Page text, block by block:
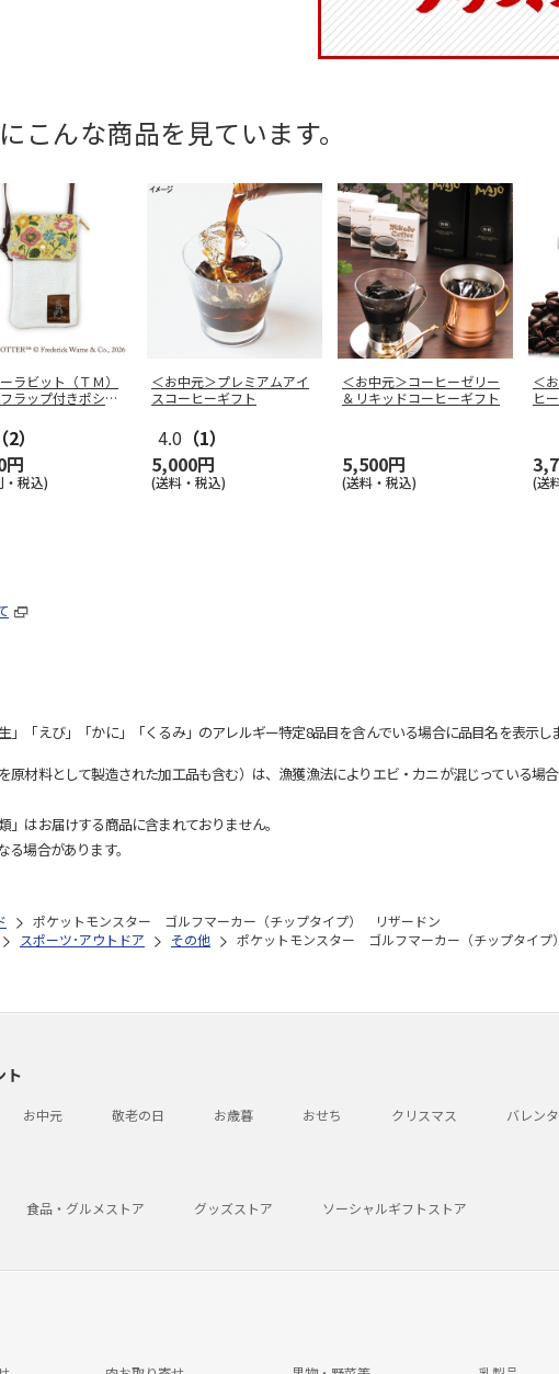
こんな商品を見ています。
ラビット（ＴＭ）
ラップ付きポシェ
（2）
円
・税込)
＜お中元＞プレミアムアイ
スコーヒーギフト
4.0 （1）
5,000円
(送料・税込)
＜お中元＞コーヒーゼリー
＆リキッドコーヒーギフト
5,500円
(送料・税込)
＜
ヒ
(送
「えび」「かに」「くるみ」のアレルギー特定8品目を含んでいる場合に品目名を表示し
材料として製造された加工品も含む）は、漁獲漁法によりエビ・カニが混じっている場
はお届けする商品に含まれておりません。
場合があります。
ポケットモンスター ゴルフマーカー（チップタイプ） リザードン
スポーツ･アウトドア その他 ポケットモンスター ゴルフマーカー（チップタイ
ト
お中元 敬老の日 お歳暮 おせち クリスマス バレン
食品・グルメストア グッズストア ソーシャルギフトストア